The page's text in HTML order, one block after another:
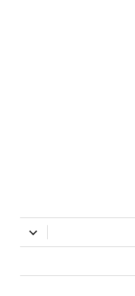
הצג
תפריט